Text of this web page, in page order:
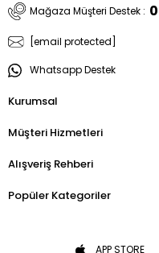
Mağaza Müşteri Destek :
[email protected]
Whatsapp Destek
Kurumsal
Müşteri Hizmetleri
Alışveriş Rehberi
Popüler Kategoriler
APP STORE